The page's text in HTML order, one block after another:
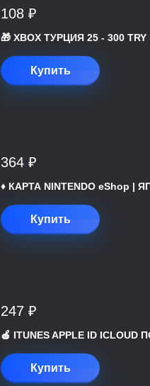
108 ₽
🎁 XBOX ТУРЦИЯ 25 - 300
Купить
364 ₽
♦️ КАРТА NINTENDO eShop |
Купить
247 ₽
🍎 ITUNES APPLE ID
Купить